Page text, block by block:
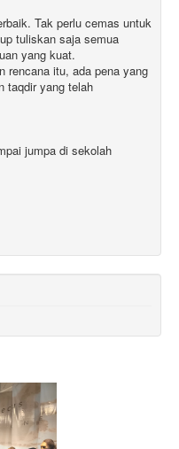
Tak perlu cemas untuk
tuliskan saja semua
yang kuat.
rencana itu, ada pena yang
taqdir yang telah
jumpa di sekolah